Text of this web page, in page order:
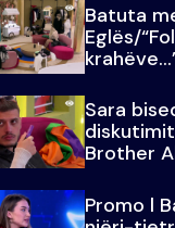
Batuta
Eglës/
VIP 3
Sara
Brother
Promo l